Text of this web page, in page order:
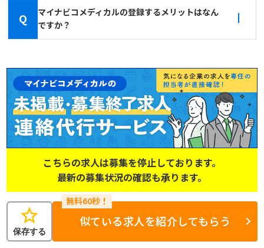
Q
マイナビコメディカルの登録するメリットはなん
ですか？
こちらの求人は募集を停止しております。
最新の募集状況の確認も承ります。
star
保存する
似ている求人を紹介してもらう